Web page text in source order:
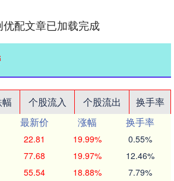
优配文章已加载完成
个股流入 个股流出
换手率
最新价 涨幅
换手率
22.81 19.99% 0.55%
77.68 19.97% 12.46%
55.54 18.88% 7.79%